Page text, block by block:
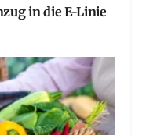
in die E-Linie